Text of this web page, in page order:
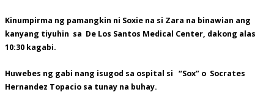
Kinumpirma ng pamangkin ni Soxie na si Zara na binawian ang
kanyang tiyuhin sa De Los Santos Medical Center, dakong alas
10:30 kagabi.
Huwebes ng gabi nang isugod sa ospital si “Sox” o Socrates
Hernandez Topacio sa tunay na buhay.